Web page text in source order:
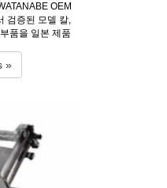
OEM
검증된 모델 칼,
품을 일본 제품
가능 ○ 청결설
스테인레스 재
사용에도 칼축
단위까지
인레스 계열의
내구성이 강함
알루미늄 재질
»